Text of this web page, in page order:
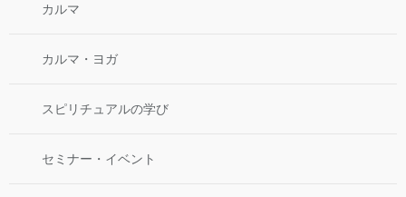
カルマ
カルマ・ヨガ
スピリチュアルの学び
セミナー・イベント